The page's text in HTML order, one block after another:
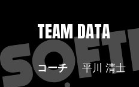
TEAM DATA
コーチ
平川 清士